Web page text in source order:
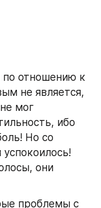
по отношению к
не является,
мог
ибо
Но со
они
проблемы с